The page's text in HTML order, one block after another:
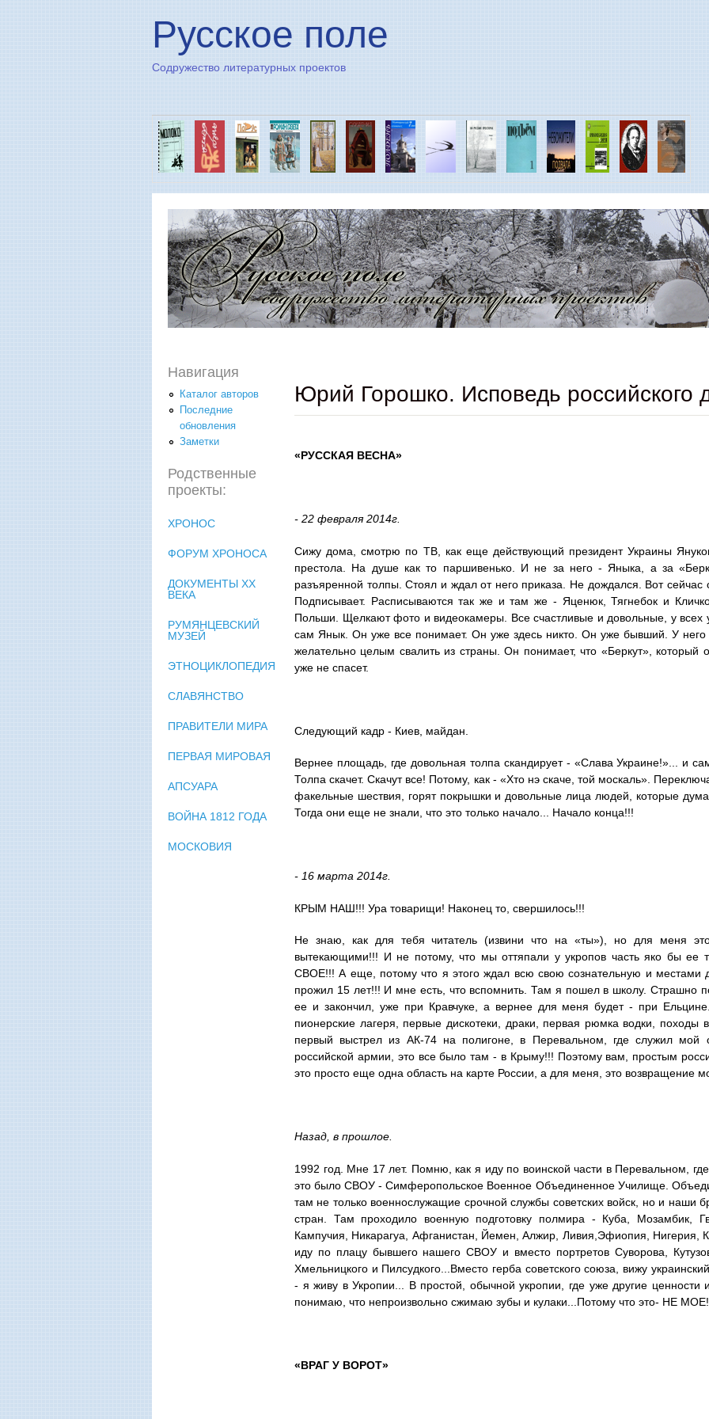
Русское поле
Содружество литературных проектов
Юрий Горошко. Исповедь российского
«РУССКАЯ ВЕСНА»
- 22 февраля 2014г.
Сижу дома, смотрю по ТВ, как еще действующий президент Украины
престола. На душе как то паршивенько. И не за него - Яныка, а за
разъяренной толпы. Стоял и ждал от него приказа. Не дождался. Вот
Подписывает. Расписываются так же и там же - Яценюк, Тягнебок и
Польши. Щелкают фото и видеокамеры. Все счастливые и довольные, у всех
сам Янык. Он уже все понимает. Он уже здесь никто. Он уже бывший. У него
желательно целым свалить из страны. Он понимает, что «Беркут», который
уже не спасет.
Следующий кадр - Киев, майдан.
Вернее площадь, где довольная толпа скандирует - «Слава Украине!»... и
Толпа скачет. Скачут все! Потому, как - «Хто нэ скаче, той москаль».
факельные шествия, горят покрышки и довольные лица людей, которые
Тогда они еще не знали, что это только начало... Начало конца!!!
- 16 марта 2014г.
КРЫМ НАШ!!! Ура товарищи! Наконец то, свершилось!!!
Не знаю, как для тебя читатель (извини что на «ты»), но для меня
вытекающими!!! И не потому, что мы оттяпали у укропов часть яко бы ее
СВОЕ!!! А еще, потому что я этого ждал всю свою сознательную и
прожил 15 лет!!! И мне есть, что вспомнить. Там я пошел в школу. Страшно
ее и закончил, уже при Кравчуке, а вернее для меня будет - при
пионерские лагеря, первые дискотеки, драки, первая рюмка водки, походы
первый выстрел из АК-74 на полигоне, в Перевальном, где служил
российской армии, это все было там - в Крыму!!! Поэтому вам, простым
это просто еще одна область на карте России, а для меня, это возвращение
Назад, в прошлое.
1992 год. Мне 17 лет. Помню, как я иду по воинской части в Перевальном,
это было СВОУ - Симферопольское Военное Объединенное Училище.
там не только военнослужащие срочной службы советских войск, но и наши
стран. Там проходило военную подготовку полмира - Куба, Мозамбик,
Кампучия, Никарагуа, Афганистан, Йемен, Алжир, Ливия,Эфиопия, Нигерия,
иду по плацу бывшего нашего СВОУ и вместо портретов Суворова,
Хмельницкого и Пилсудкого...Вместо герба советского союза, вижу
- я живу в Укропии... В простой, обычной укропии, где уже другие
понимаю, что непроизвольно сжимаю зубы и кулаки...Потому что это- НЕ
«ВРАГ У ВОРОТ»
Навигация
Каталог авторов
Последние
обновления
Заметки
Родственные
проекты:
ХРОНОС
ФОРУМ ХРОНОСА
ДОКУМЕНТЫ XX
ВЕКА
РУМЯНЦЕВСКИЙ
МУЗЕЙ
ЭТНОЦИКЛОПЕДИЯ
СЛАВЯНСТВО
ПРАВИТЕЛИ МИРА
ПЕРВАЯ МИРОВАЯ
АПСУАРА
ВОЙНА 1812 ГОДА
МОСКОВИЯ